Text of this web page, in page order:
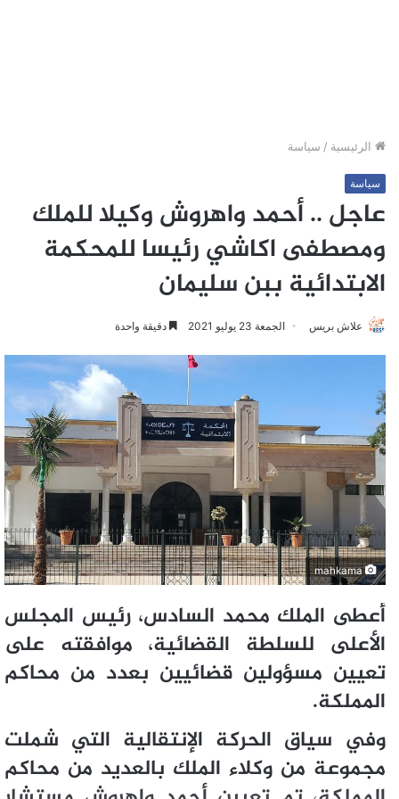
الرئيسية / سياسة
سياسة
عاجل .. أحمد واهروش وكيلا للملك
ومصطفى اكاشي رئيسا للمحكمة
الابتدائية ببن سليمان
علاش بريس الجمعة 23 يوليو 2021 دقيقة واحدة
mahkama
أعطى الملك محمد السادس، رئيس المجلس
الأعلى للسلطة القضائية، موافقته على
تعيين مسؤولين قضائيين بعدد من محاكم
المملكة.
وفي سياق الحركة الإنتقالية التي شملت
مجموعة من وكلاء الملك بالعديد من محاكم